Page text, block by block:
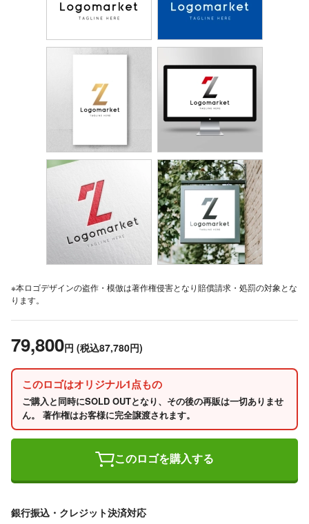
※本ロゴデザインの盗作・模倣は著作権侵害となり賠償請求・処罰の対象とな
ります。
79,800円 (税込87,780円)
このロゴはオリジナル1点もの
ご購入と同時にSOLD OUTとなり、その後の再販は一切ありませ
ん。 著作権はお客様に完全譲渡されます。
このロゴを購入する
銀行振込・クレジット決済対応